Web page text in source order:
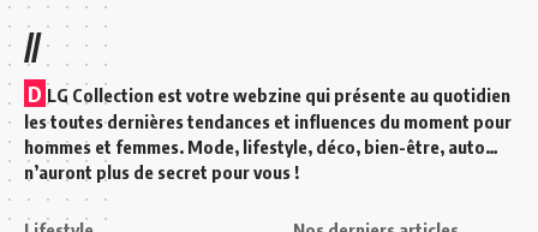
//
D LG Collection est votre webzine qui présente au quotidien
les toutes dernières tendances et influences du moment pour
hommes et femmes. Mode, lifestyle, déco, bien-être, auto…
n’auront plus de secret pour vous !